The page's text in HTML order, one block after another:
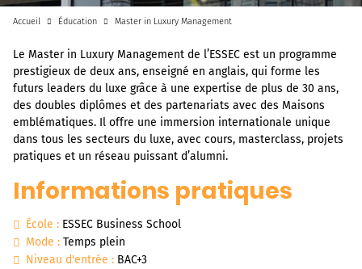
Accueil Éducation Master in Luxury Management
Le Master in Luxury Management de l’ESSEC est un programme
prestigieux de deux ans, enseigné en anglais, qui forme les
futurs leaders du luxe grâce à une expertise de plus de 30 ans,
des doubles diplômes et des partenariats avec des Maisons
emblématiques. Il offre une immersion internationale unique
dans tous les secteurs du luxe, avec cours, masterclass, projets
pratiques et un réseau puissant d’alumni.
Informations pratiques
École : ESSEC Business School
Mode : Temps plein
Niveau d'entrée : BAC+3